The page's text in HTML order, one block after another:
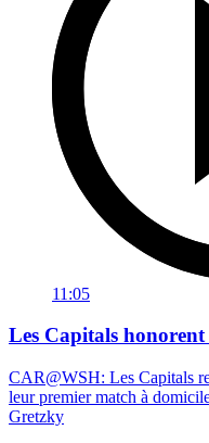
11:05
Les Capitals
CAR@WSH: Les Capitals
leur premier match à
Gretzky